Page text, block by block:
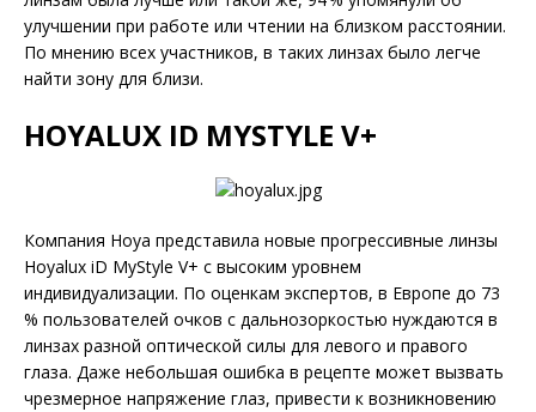
улучшении при работе или чтении на близком расстоянии.
По мнению всех участников, в таких линзах было легче
найти зону для близи.
HOYALUX ID MYSTYLE V+
Компания Hoya представила новые прогрессивные линзы
Hoyalux iD MyStyle V+ с высоким уровнем
индивидуализации. По оценкам экспертов, в Европе до 73
% пользователей очков с дальнозоркостью нуждаются в
линзах разной оптической силы для левого и правого
глаза. Даже небольшая ошибка в рецепте может вызвать
чрезмерное напряжение глаз, привести к возникновению